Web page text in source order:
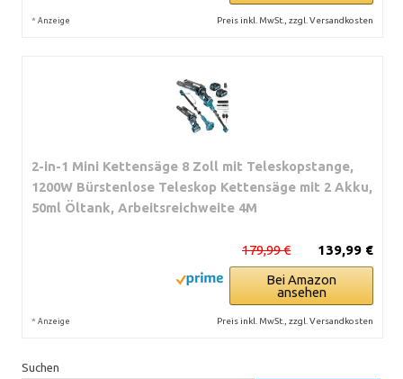
* Anzeige Preis inkl. MwSt., zzgl. Versandkosten
2-in-1 Mini Kettensäge 8 Zoll mit Teleskopstange,
1200W Bürstenlose Teleskop Kettensäge mit 2 Akku,
50ml Öltank, Arbeitsreichweite 4M
139,99 €
179,99 €
Bei Amazon
ansehen
* Anzeige Preis inkl. MwSt., zzgl. Versandkosten
Suchen